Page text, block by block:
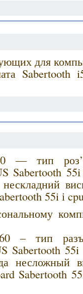
для
Sabertooth
— тип
Sabertooth
нескладний
55i і
– тип
Sabertooth
несложный
Sabertooth